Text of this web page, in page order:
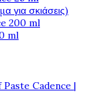
για σκιάσεις)
200 ml
ml
Cadence |